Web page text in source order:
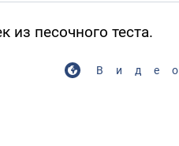
из песочного теста.